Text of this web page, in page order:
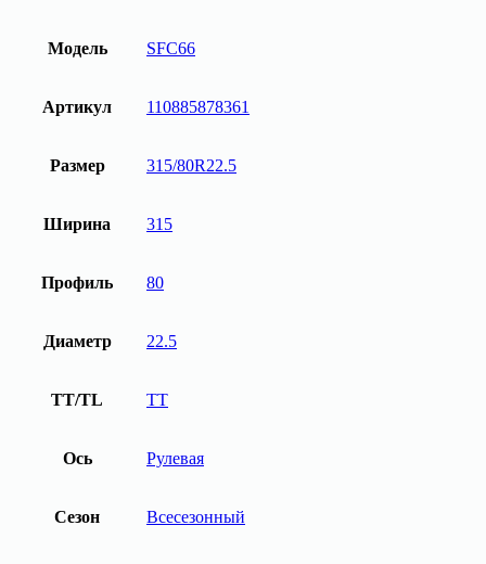
Модель SFC66
Артикул 110885878361
Размер 315/80R22.5
Ширина 315
Профиль 80
Диаметр 22.5
TT/TL TT
Ось Рулевая
Сезон Всесезонный